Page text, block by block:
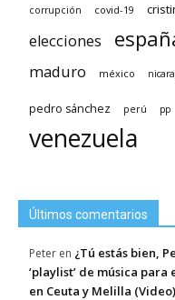
corrupción covid-19
elecciones
maduro méxico
pedro sánchez perú pp
venezuela
Últimos comentarios
Peter en ¿Tú estás bien,
‘playlist’ de música
en Ceuta y Melilla (Video)